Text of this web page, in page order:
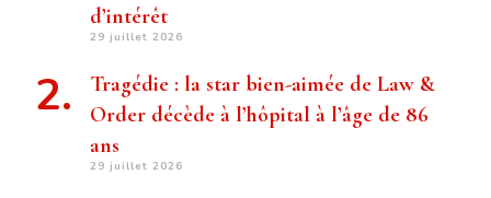
d’intérêt
29 juillet 2026
Tragédie : la star bien-aimée de Law &
Order décède à l’hôpital à l’âge de 86
ans
29 juillet 2026